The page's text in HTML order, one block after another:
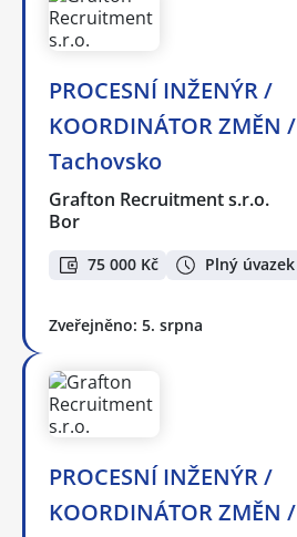
PROCESNÍ INŽENÝR /
KOORDINÁTOR ZMĚN /
Tachovsko
Grafton Recruitment s.r.o.
Bor
75 000 Kč Plný úvazek
Zveřejněno: 5. srpna
PROCESNÍ INŽENÝR /
KOORDINÁTOR ZMĚN /